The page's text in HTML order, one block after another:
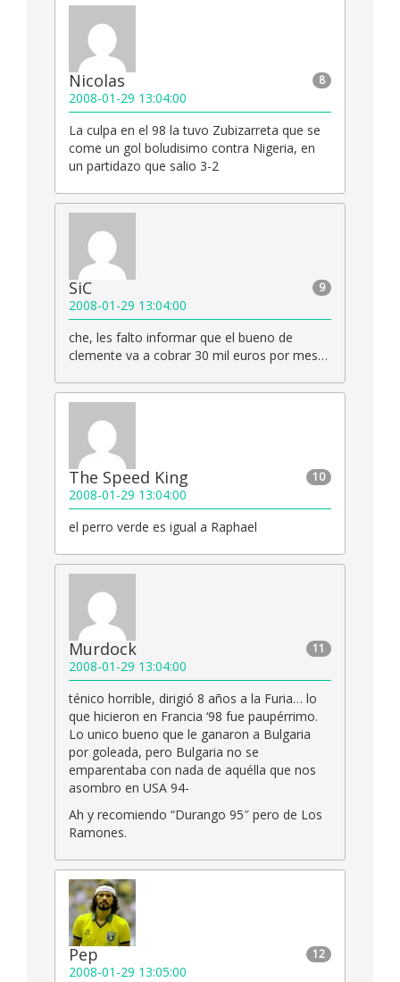
8
Nicolas
2008-01-29 13:04:00
La culpa en el 98 la tuvo Zubizarreta que se
come un gol boludisimo contra Nigeria, en
un partidazo que salio 3-2
9
SiC
2008-01-29 13:04:00
che, les falto informar que el bueno de
clemente va a cobrar 30 mil euros por mes…
10
The Speed King
2008-01-29 13:04:00
el perro verde es igual a Raphael
11
Murdock
2008-01-29 13:04:00
ténico horrible, dirigió 8 años a la Furia… lo
que hicieron en Francia ‘98 fue paupérrimo.
Lo unico bueno que le ganaron a Bulgaria
por goleada, pero Bulgaria no se
emparentaba con nada de aquélla que nos
asombro en USA 94-
Ah y recomiendo “Durango 95″ pero de Los
Ramones.
12
Pep
2008-01-29 13:05:00